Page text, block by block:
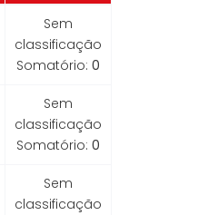
Sem
classificação
Somatório: 0
Sem
classificação
Somatório: 0
Sem
classificação